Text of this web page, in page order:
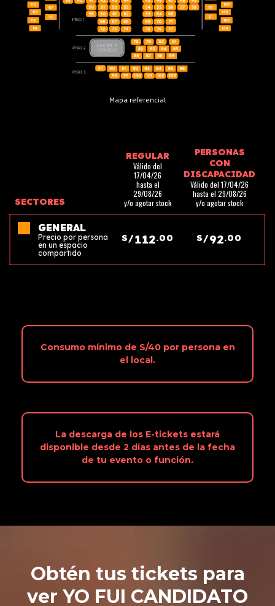
Mapa referencial
SECTORES
REGULAR
Válido del
17/04/26
hasta el
29/08/26
y/o agotar stock
PERSONAS
CON
DISCAPACIDAD
Válido del 17/04/26
hasta el 29/08/26
y/o agotar stock
GENERAL
Precio por persona
en un espacio
compartido
S/112.00 S/92.00
Consumo mínimo de S/40 por persona en
el local.
La descarga de los E-tickets estará
disponible desde 2 días antes de la fecha
de tu evento o función.
Obtén tus tickets para
ver YO FUI CANDIDATO